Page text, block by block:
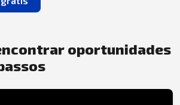
oportunidades